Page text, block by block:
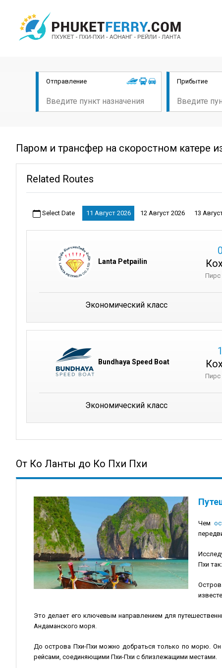
Отправление Прибытие
Паром и трансфер на скоростном катере
Related Routes
Select Date 11 Август 2026 12 Август 2026 13
Lanta Petpailin
Экономический класс
Bundhaya Speed Boat
Экономический класс
От Ко Ланты до Ко Пхи Пхи
Чем
Пхи
Это делает его ключевым направлением для
Андаманского моря.
До острова Пхи-Пхи можно добраться только по морю.
рейсами, соединяющими Пхи-Пхи с близлежащими местами.